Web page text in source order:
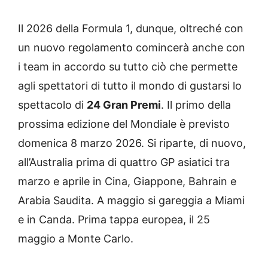
Il 2026 della Formula 1, dunque, oltreché con
un nuovo regolamento comincerà anche con
i team in accordo su tutto ciò che permette
agli spettatori di tutto il mondo di gustarsi lo
spettacolo di 24 Gran Premi. Il primo della
prossima edizione del Mondiale è previsto
domenica 8 marzo 2026. Si riparte, di nuovo,
all’Australia prima di quattro GP asiatici tra
marzo e aprile in Cina, Giappone, Bahrain e
Arabia Saudita. A maggio si gareggia a Miami
e in Canda. Prima tappa europea, il 25
maggio a Monte Carlo.